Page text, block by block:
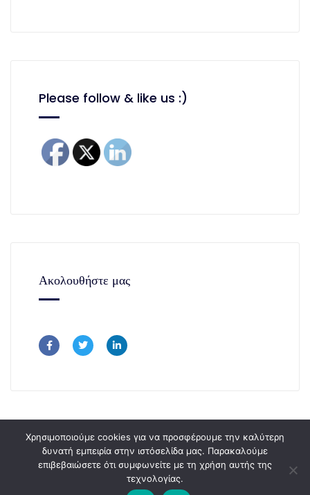
Please follow & like us :)
Ακολουθήστε μας
Copyright © 365Consulting 2024.
Χρησιμοποιούμε cookies για να προσφέρουμε την καλύτερη
δυνατή εμπειρία στην ιστόσελίδα μας. Παρακαλούμε
επιβεβαιώσετε ότι συμφωνείτε με τη χρήση αυτής της
τεχνολογίας.